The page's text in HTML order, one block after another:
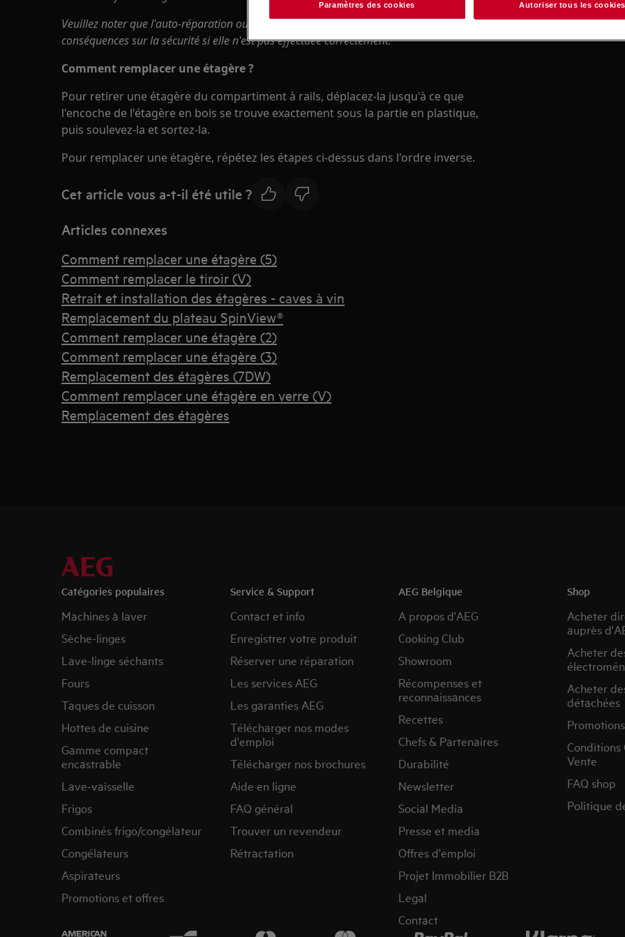
Veuillez noter que l'auto-réparation ou la réparation non professionnelle peut avoir des
conséquences sur la sécurité si elle n'est pas effectuée correctement.
Comment remplacer une étagère ?
Pour retirer une étagère du compartiment à rails, déplacez-la jusqu'à ce que
l'encoche de l'étagère en bois se trouve exactement sous la partie en plastique,
puis soulevez-la et sortez-la.
Pour remplacer une étagère, répétez les étapes ci-dessus dans l'ordre inverse.
Cet article vous a-t-il été utile ?
Articles connexes
Comment remplacer une étagère (5)
Comment remplacer le tiroir (V)
Retrait et installation des étagères - caves à vin
Remplacement du plateau SpinView®
Comment remplacer une étagère (2)
Comment remplacer une étagère (3)
Remplacement des étagères (7DW)
Comment remplacer une étagère en verre (V)
Remplacement des étagères
Catégories populaires
Machines à laver
Sèche-linges
Lave-linge séchants
Fours
Taques de cuisson
Hottes de cuisine
Gamme compact
encastrable
Lave-vaisselle
Frigos
Combinés frigo/congélateur
Congélateurs
Aspirateurs
Promotions et offres
Service & Support
Contact et info
Enregistrer votre produit
Réserver une réparation
Les services AEG
Les garanties AEG
Télécharger nos modes
d'emploi
Télécharger nos brochures
Aide en ligne
FAQ général
Trouver un revendeur
Rétractation
AEG Belgique
A propos d'AEG
Cooking Club
Showroom
Récompenses et
reconnaissances
Recettes
Chefs & Partenaires
Durabilité
Newsletter
Social Media
Presse et media
Offres d'emploi
Projet Immobilier B2B
Legal
Contact
Shop
Acheter
auprès
Acheter
Acheter
détachées
Promotions
Conditions
Vente
FAQ shop
Politique
Paramètres des cookies Autoriser tous les cookies